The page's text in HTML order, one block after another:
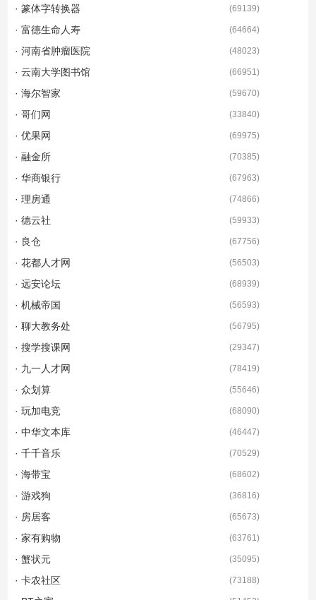
· 篆体字转换器 (69139)
· 富德生命人寿 (64664)
· 河南省肿瘤医院 (48023)
· 云南大学图书馆 (66951)
· 海尔智家 (59670)
· 哥们网 (33840)
· 优果网 (69975)
· 融金所 (70385)
· 华商银行 (67963)
· 理房通 (74866)
· 德云社 (59933)
· 良仓 (67756)
· 花都人才网 (56503)
· 远安论坛 (68939)
· 机械帝国 (56593)
· 聊大教务处 (56795)
· 搜学搜课网 (29347)
· 九一人才网 (78419)
· 众划算 (55646)
· 玩加电竞 (68090)
· 中华文本库 (46447)
· 千千音乐 (70529)
· 海带宝 (68602)
· 游戏狗 (36816)
· 房居客 (65673)
· 家有购物 (63761)
· 蟹状元 (35095)
· 卡农社区 (73188)